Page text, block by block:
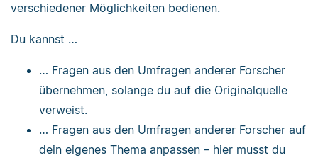
verschiedener Möglichkeiten bedienen.
Du kannst …
… Fragen aus den Umfragen anderer Forscher
übernehmen, solange du auf die Originalquelle
verweist.
… Fragen aus den Umfragen anderer Forscher auf
dein eigenes Thema anpassen – hier musst du